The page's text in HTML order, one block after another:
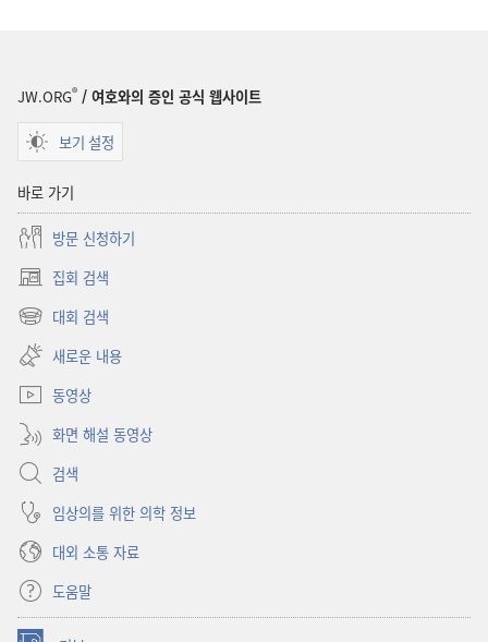
JW.ORG® / 여호와의 증인 공식 웹사이트
보기 설정
바로 가기
방문 신청하기
집회 검색
(새로운
창
대회 검색
(새로운
창
열기)
새로운 내용
동영상
화면 해설 동영상
검색
임상의를 위한 의학 정보
대외 소통 자료
도움말